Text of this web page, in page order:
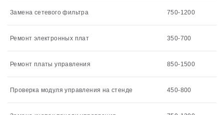
Замена сетевого фильтра 750-1200
Ремонт электронных плат 350-700
Ремонт платы управления 850-1500
Проверка модуля управления на стенде 450-800